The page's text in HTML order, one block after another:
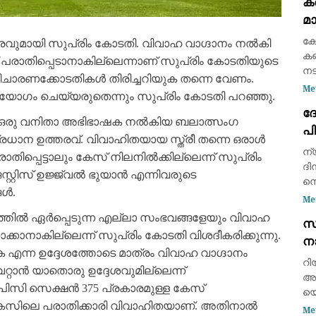
സുപ്രിം കോടതി. വിവാഹ വാഗ്ദാനം നൽകി
പരാതിപ്പെടാനാകില്ലെന്നാണ് സുപ്രിം കോടതിയുടെ
തിരിച്ചറിയുക തന്നെ വേണം.
ചെയ്യരുതെന്നും സുപ്രിം കോടതി പറഞ്ഞു.
വനിതാ അഭിഭാഷക നൽകിയ ബലാത്സംഗ
ഉത്തരവ്. വിവാഹിതയായ സ്ത്രീ തന്നെ ഒരാൾ
കേസ് നിലനിൽക്കില്ലെന്ന് സുപ്രിം
ഉജ്ജ്വൽ ഭുയാൻ എന്നിവരുടെ
ഏർപ്പെടുന്ന എല്ലാ സംഭവങ്ങളേയും വിവാഹ
സുപ്രിം കോടതി വിശദീകരിക്കുന്നു.
ഉദ്ദേശത്തോടെ മാത്രം വിവാഹ വാഗ്ദാനം
യാതൊരു ഉദ്ദേശവുമില്ലെന്ന്
സെക്ഷൻ 375 പ്രകാരമുള്ള കേസ്
പരാതിക്കാരി വിവാഹിതയാണ്. അതിനാൽ